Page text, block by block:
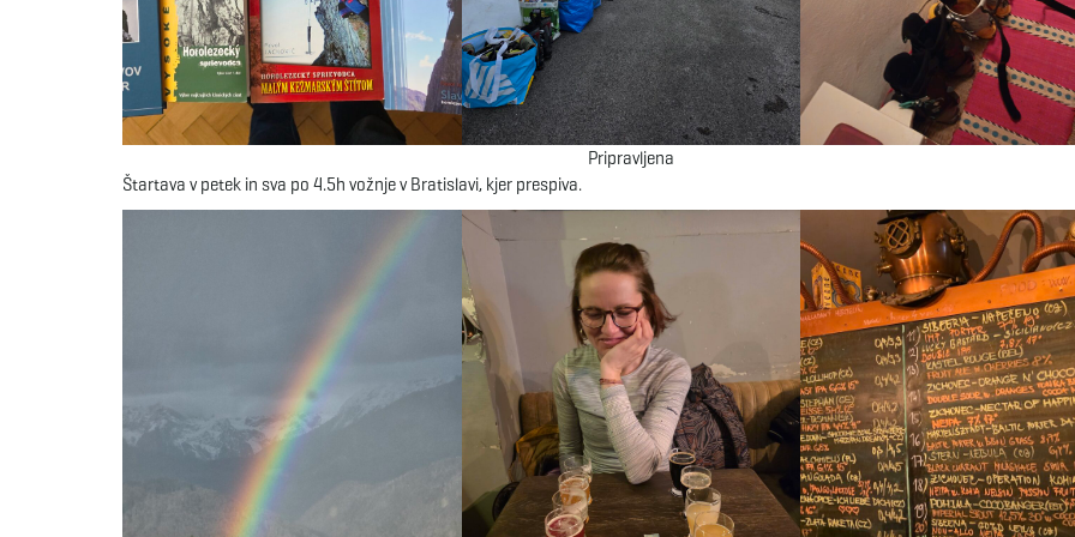
Pripravljena
Štartava v petek in sva po 4.5h vožnje v Bratislavi, kjer prespiva.